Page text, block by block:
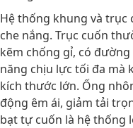
Hệ thống khung và trục
che nắng. Trục cuốn
kẽm chống gỉ, có
năng chịu lực tối đa mà
kích thước lớn. Ống
động êm ái, giảm tải
bạt tự cuốn là hệ thống